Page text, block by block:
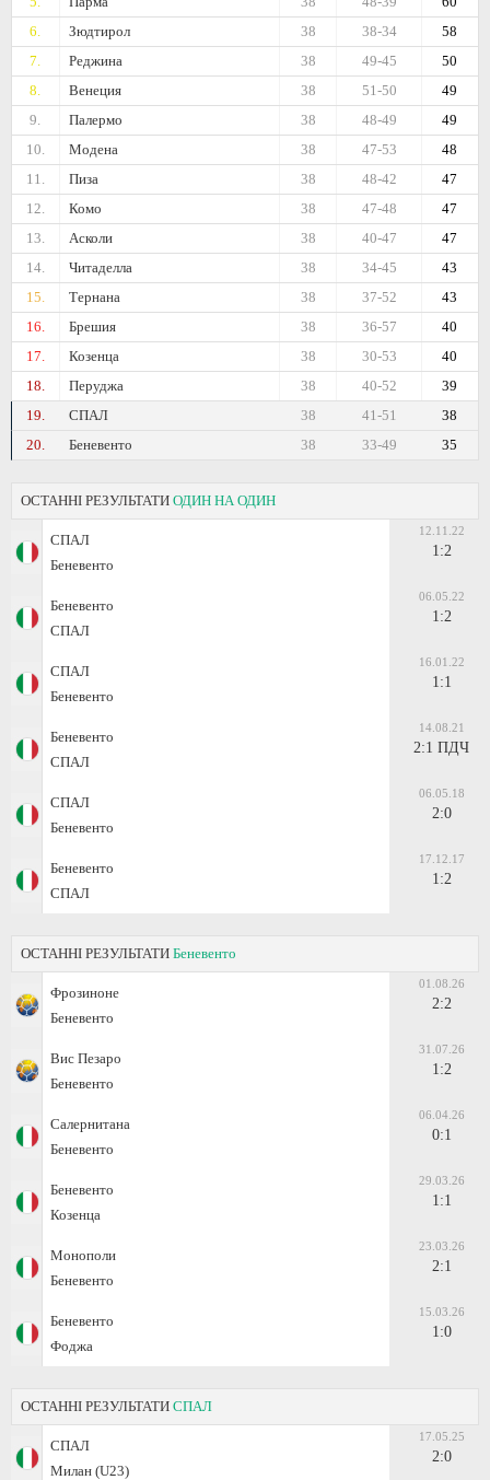
6.
Зюдтирол 58
38-34
38
7.
Реджина 50
49-45
38
8.
Венеция 49
51-50
38
9.
Палермо 49
48-49
38
10.
Модена 48
47-53
38
11.
Пиза 47
48-42
38
12.
Комо 47
47-48
38
13.
Асколи 47
40-47
38
14.
Читаделла 43
34-45
38
15.
Тернана 43
37-52
38
16.
Брешия 40
36-57
38
17.
Козенца 40
30-53
38
18.
Перуджа 39
40-52
38
19.
СПАЛ 38
41-51
38
20.
Беневенто 35
33-49
38
ОСТАННІ РЕЗУЛЬТАТИ ОДИН НА ОДИН
СПАЛ
Беневенто
12.11.22
1:2
Беневенто
СПАЛ
06.05.22
1:2
СПАЛ
Беневенто
16.01.22
1:1
Беневенто
СПАЛ
14.08.21
2:1 ПДЧ
СПАЛ
Беневенто
06.05.18
2:0
Беневенто
СПАЛ
17.12.17
1:2
ОСТАННІ РЕЗУЛЬТАТИ Беневенто
Фрозиноне
Беневенто
01.08.26
2:2
Вис Пезаро
Беневенто
31.07.26
1:2
Салернитана
Беневенто
06.04.26
0:1
Беневенто
Козенца
29.03.26
1:1
Монополи
Беневенто
23.03.26
2:1
Беневенто
Фоджа
15.03.26
1:0
ОСТАННІ РЕЗУЛЬТАТИ СПАЛ
СПАЛ
Милан (U23)
17.05.25
2:0